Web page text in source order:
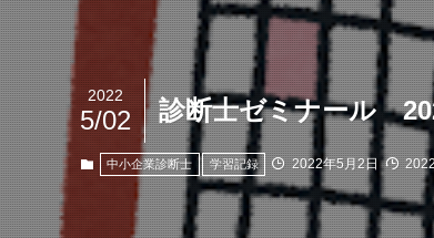
診断士ゼミナール
2022
5/02
中小企業診断士 学習記録 2022年5月2日